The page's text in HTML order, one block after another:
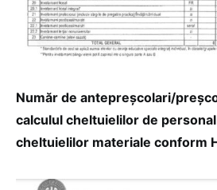
Număr de antepreșcolari/
calculul cheltuielilor de
cheltuielilor materiale conform